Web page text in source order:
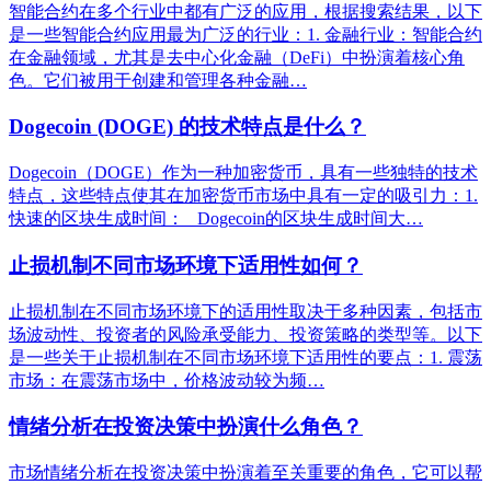
智能合约在多个行业中都有广泛的应用，根据搜索结果，以下
是一些智能合约应用最为广泛的行业：1. 金融行业：智能合约
在金融领域，尤其是去中心化金融（DeFi）中扮演着核心角
色。它们被用于创建和管理各种金融…
Dogecoin (DOGE) 的技术特点是什么？
Dogecoin（DOGE）作为一种加密货币，具有一些独特的技术
特点，这些特点使其在加密货币市场中具有一定的吸引力：1.
快速的区块生成时间： Dogecoin的区块生成时间大…
止损机制不同市场环境下适用性如何？
止损机制在不同市场环境下的适用性取决于多种因素，包括市
场波动性、投资者的风险承受能力、投资策略的类型等。以下
是一些关于止损机制在不同市场环境下适用性的要点：1. 震荡
市场：在震荡市场中，价格波动较为频…
情绪分析在投资决策中扮演什么角色？
市场情绪分析在投资决策中扮演着至关重要的角色，它可以帮